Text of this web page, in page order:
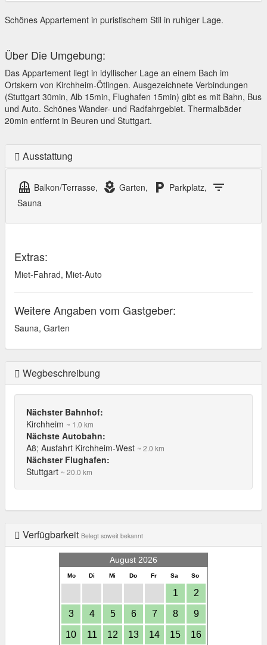
Schönes Appartement in puristischem Stil in ruhiger Lage.
Über Die Umgebung:
Das Appartement liegt in idyllischer Lage an einem Bach im
Ortskern von Kirchheim-Ötlingen. Ausgezeichnete Verbindungen
(Stuttgart 30min, Alb 15min, Flughafen 15min) gibt es mit Bahn, Bus
und Auto. Schönes Wander- und Radfahrgebiet. Thermalbäder
20min entfernt in Beuren und Stuttgart.
Ausstattung
balcony Balkon/Terrasse, local_florist Garten, local_parking Parkplatz, filter_list
Sauna
Extras:
Miet-Fahrad, Miet-Auto
Weitere Angaben vom Gastgeber:
Sauna, Garten
Wegbeschreibung
Nächster Bahnhof:
Kirchheim ~ 1.0 km
Nächste Autobahn:
A8; Ausfahrt Kirchheim-West ~ 2.0 km
Nächster Flughafen:
Stuttgart ~ 20.0 km
Verfügbarkeit Belegt soweit bekannt
August 2026
Mo Di Mi Do Fr Sa So
1 2
3 4 5 6 7 8 9
10 11 12 13 14 15 16